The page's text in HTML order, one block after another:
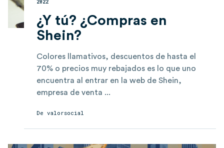
2022
¿Y tú? ¿Compras en
Shein?
Colores llamativos, descuentos de hasta el
70% o precios muy rebajados es lo que uno
encuentra al entrar en la web de Shein,
empresa de venta ...
De valorsocial